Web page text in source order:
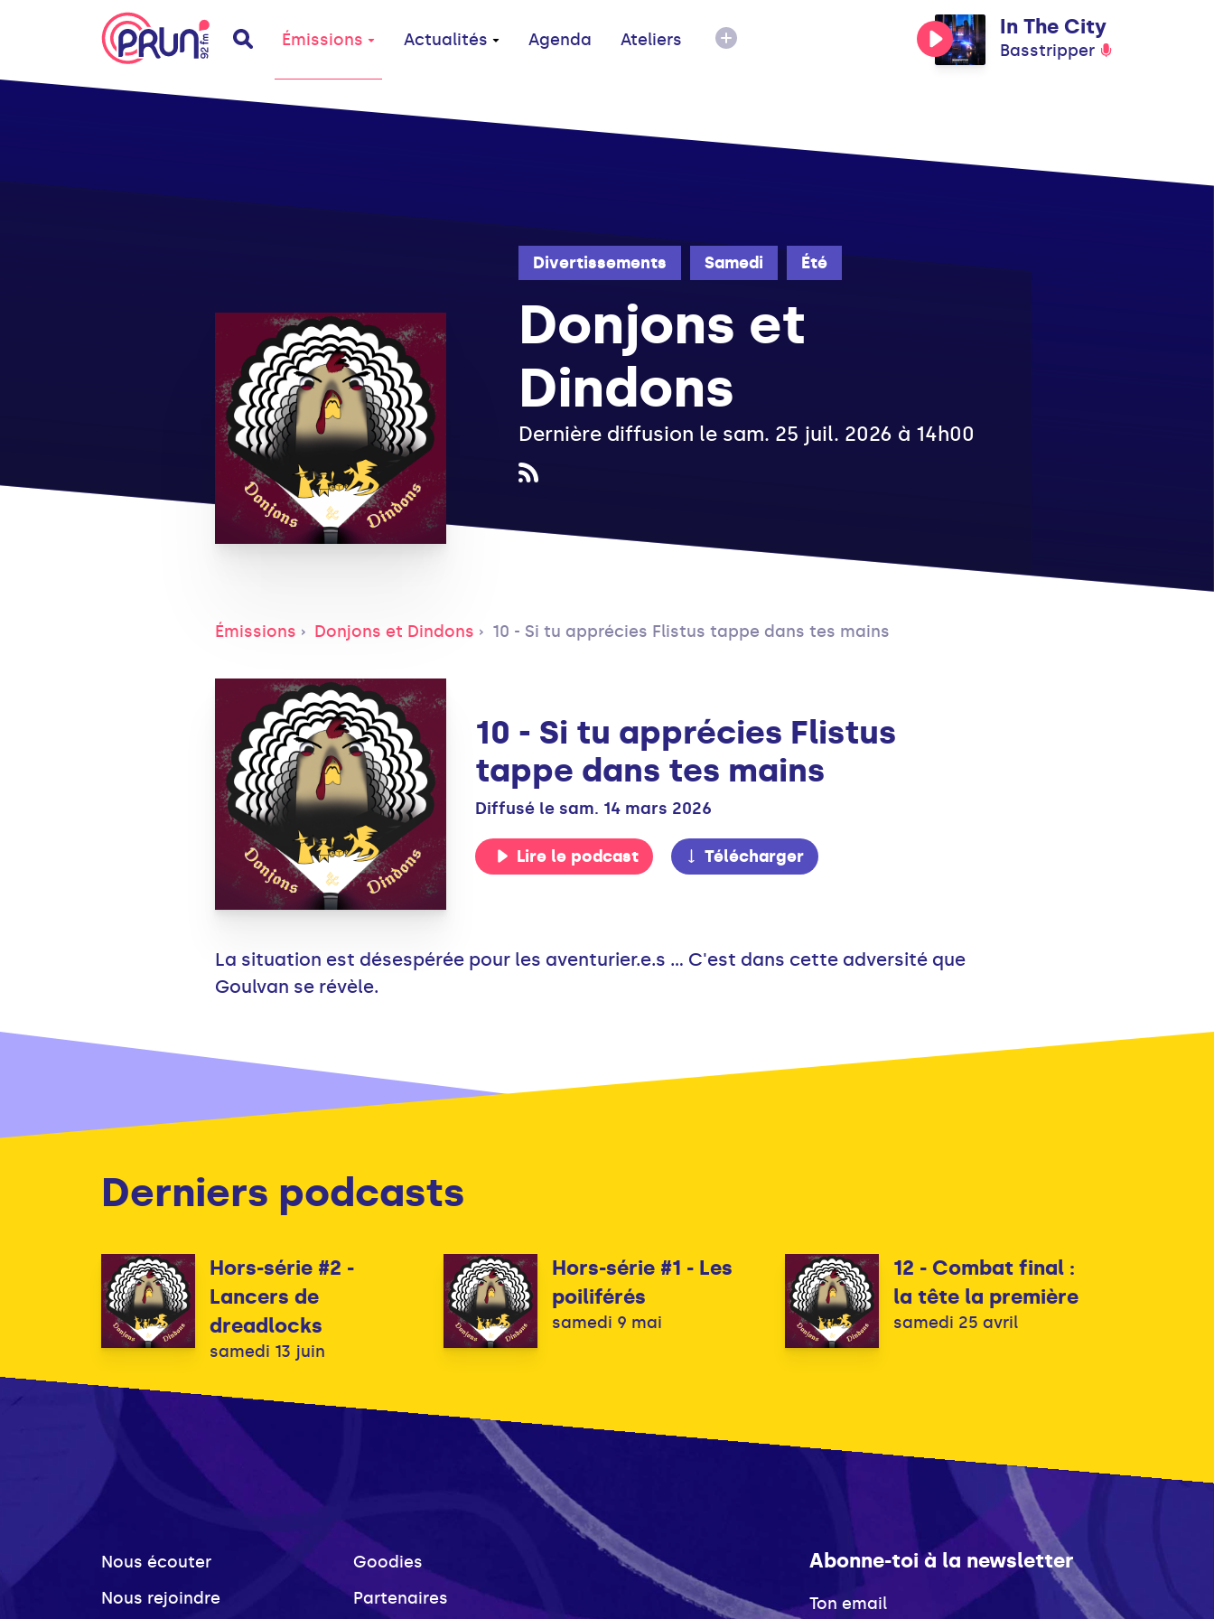
Émissions Actualités Agenda Ateliers
In The City
Basstripper
Divertissements Samedi Été
Donjons et
Dindons
Dernière diffusion le sam. 25 juil. 2026 à 14h00
Émissions Donjons et Dindons 10 - Si tu apprécies Flistus tappe dans tes mains
10 - Si tu apprécies Flistus
tappe dans tes mains
Diffusé le sam. 14 mars 2026
Lire le podcast Télécharger
La situation est désespérée pour les aventurier.e.s ... C'est dans cette adversité que
Goulvan se révèle.
Derniers podcasts
Hors-série #2 -
Lancers de
dreadlocks
samedi 13 juin
Hors-série #1 - Les
poiliférés
samedi 9 mai
12 - Combat final :
la tête la première
samedi 25 avril
Nous écouter
Nous rejoindre
Goodies
Partenaires
Abonne-toi à la newsletter
Ton email